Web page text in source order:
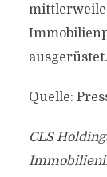
mittlerweile
ausgerüstet.
Quelle:
CLS